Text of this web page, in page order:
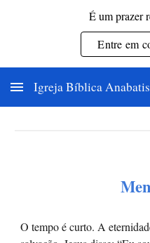
É um prazer
Entre em
Igreja Bíblica
O tempo é curto. A